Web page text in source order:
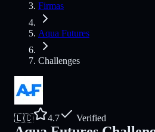
Firmas
Aqua Futures
Challenges
🇱🇨 4.7 Verified